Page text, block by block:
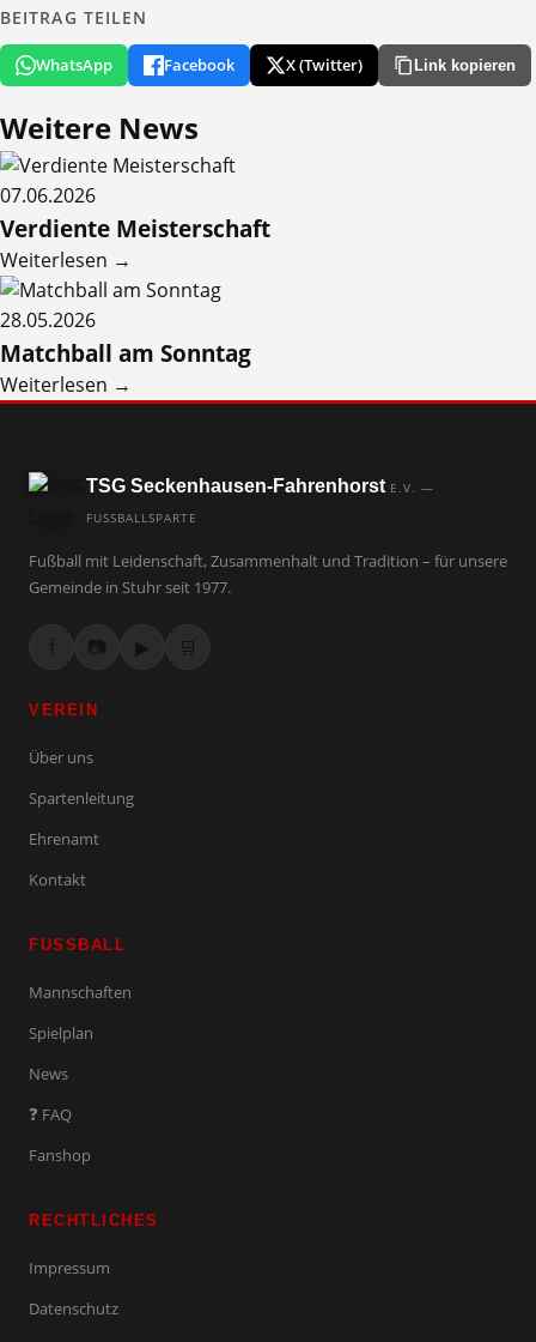
BEITRAG TEILEN
WhatsApp Facebook X (Twitter) Link kopieren
Weitere News
07.06.2026
Verdiente Meisterschaft
Weiterlesen →
28.05.2026
Matchball am Sonntag
Weiterlesen →
TSG Seckenhausen-Fahrenhorst E.V. —
FUSSBALLSPARTE
Fußball mit Leidenschaft, Zusammenhalt und Tradition – für unsere
Gemeinde in Stuhr seit 1977.
f 📷 ▶ 🛒
VEREIN
Über uns
Spartenleitung
Ehrenamt
Kontakt
FUSSBALL
Mannschaften
Spielplan
News
❓ FAQ
Fanshop
RECHTLICHES
Impressum
Datenschutz